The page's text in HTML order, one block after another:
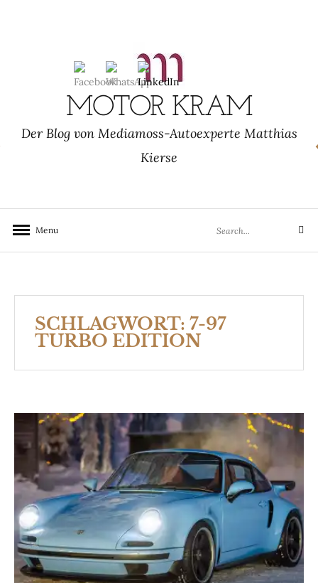
MOTOR KRAM
Der Blog von Mediamoss-Autoexperte Matthias
Kierse
Menu
for:
Search
SCHLAGWORT: 7-97
TURBO EDITION